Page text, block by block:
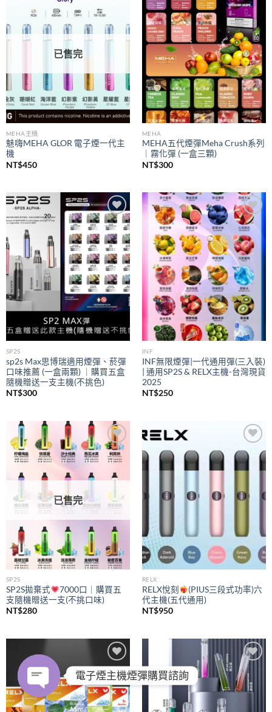
wishlist
已售完
MEHA主機
魅嗨MEHA GLOR 電子煙一代主
機
NT$450
Add to
wishlist
MEHA
MEHA五代煙彈Meha Crush系列
｜霧化彈 (一盒三顆)
NT$300
Add to
wishlist
SP2S
sp2s Max思博瑞適用煙彈、菸彈
口味推薦 (一盒兩顆) ｜購買五盒
隨機贈送一支主機(不挑色)
NT$300
Add to
wishlist
INF
INF無限煙彈|一代通用彈(三入裝)
| 通用SP2S & RELX主機-台灣現貨
2025
NT$250
Add to
wishlist
已售完
SP2S
SP2S拋棄式
7000口｜購買五
支隨機贈送一支(不挑口味)
NT$280
Add to
wishlist
RELX
RELX悅刻
(PIUS三段式功率)六
代主機(五代通用)
NT$950
Add to
wishlist
Add to
wishlist
電子煙主機煙彈購買諮詢
OPEN